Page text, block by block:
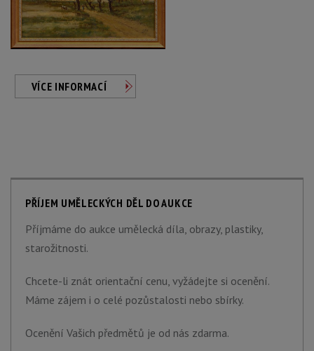
VÍCE INFORMACÍ
PŘÍJEM UMĚLECKÝCH DĚL DO AUKCE
Příjmáme do aukce umělecká díla, obrazy, plastiky,
starožitnosti.
Chcete-li znát orientační cenu, vyžádejte si ocenění.
Máme zájem i o celé pozůstalosti nebo sbírky.
Ocenění Vašich předmětů je od nás zdarma.